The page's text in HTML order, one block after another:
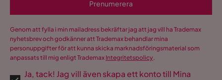
Prenumerera
Genom att fylla i min mailadress bekräftar jag att jag vill ha Trademax
nyhetsbrev och godkänner att Trademax behandlar mina
personuppgifter för att kunna skicka marknadsföringsmaterial som
anpassats till mig enligt Trademax Integritetspolicy.
Ja, tack! Jag vill även skapa ett konto till Mina